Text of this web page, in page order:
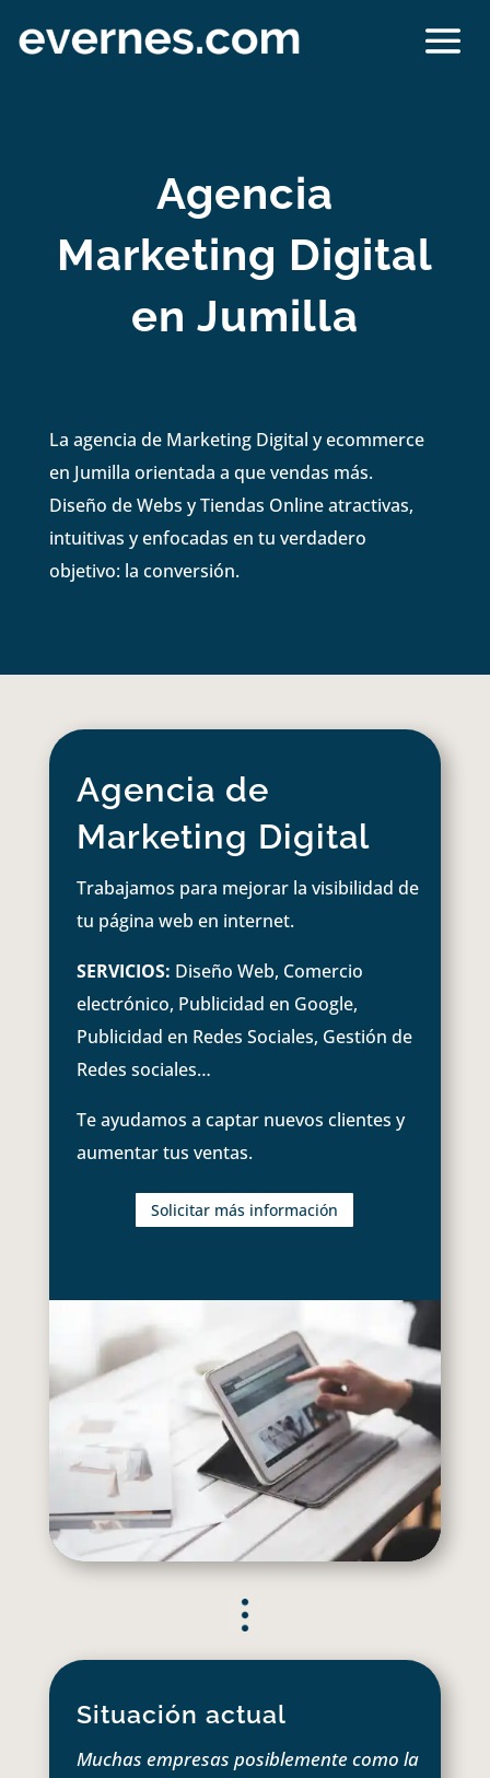
Agencia
Marketing Digital
en Jumilla
La agencia de Marketing Digital y ecommerce
en Jumilla orientada a que vendas más.
Diseño de Webs y Tiendas Online atractivas,
intuitivas y enfocadas en tu verdadero
objetivo: la conversión.
Agencia de
Marketing Digital
Trabajamos para mejorar la visibilidad de
tu página web en internet.
SERVICIOS: Diseño Web, Comercio
electrónico, Publicidad en Google,
Publicidad en Redes Sociales, Gestión de
Redes sociales…
Te ayudamos a captar nuevos clientes y
aumentar tus ventas.
Solicitar más información
Situación actual
Muchas empresas posiblemente como la